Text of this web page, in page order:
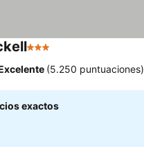
3 Estrellas
(5.250 puntuaciones)
exactos